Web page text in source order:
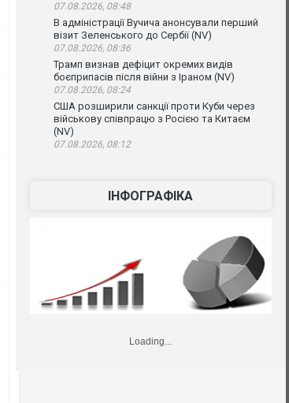
07.08.2026, 08:48
В адміністрації Вучича анонсували перший
візит Зеленського до Сербії (NV)
07.08.2026, 08:36
Трамп визнав дефіцит окремих видів
боєприпасів після війни з Іраном (NV)
07.08.2026, 08:24
США розширили санкції проти Куби через
військову співпрацю з Росією та Китаєм
(NV)
07.08.2026, 08:12
ІНФОГРАФІКА
Loading...